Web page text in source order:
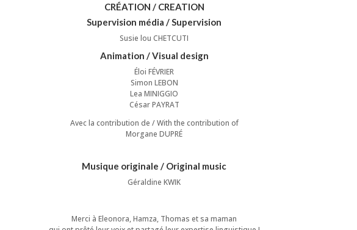
CRÉATION / CREATION
Supervision média / Supervision
Susie lou CHETCUTI
Animation / Visual design
Éloi FÉVRIER
Simon LEBON
Lea MINIGGIO
César PAYRAT
Avec la contribution de / With the contribution of
Morgane DUPRÉ
Musique originale / Original music
Géraldine KWIK
Merci à Eleonora, Hamza, Thomas et sa maman